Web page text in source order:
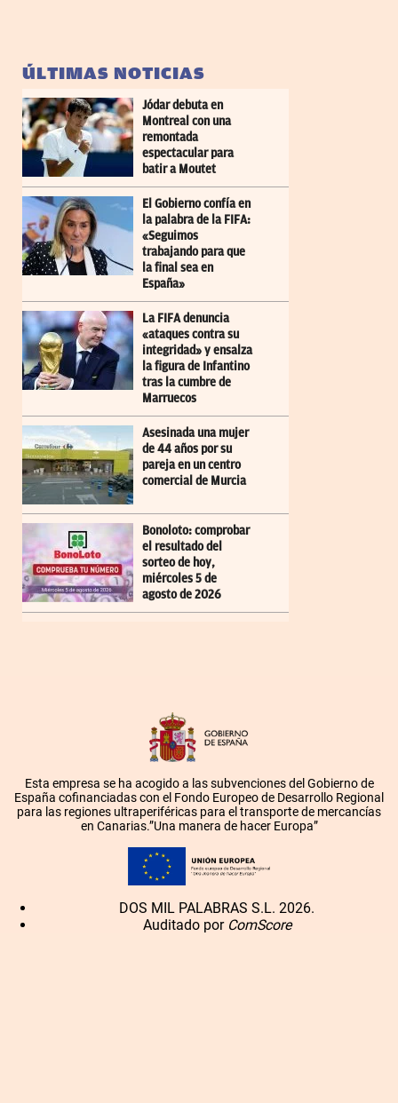
ÚLTIMAS NOTICIAS
Jódar debuta en
Montreal con una
remontada
espectacular para
batir a Moutet
El Gobierno confía en
la palabra de la FIFA:
«Seguimos
trabajando para que
la final sea en
España»
La FIFA denuncia
«ataques contra su
integridad» y ensalza
la figura de Infantino
tras la cumbre de
Marruecos
Asesinada una mujer
de 44 años por su
pareja en un centro
comercial de Murcia
Bonoloto: comprobar
el resultado del
sorteo de hoy,
miércoles 5 de
agosto de 2026
Esta empresa se ha acogido a las subvenciones del Gobierno de
España cofinanciadas con el Fondo Europeo de Desarrollo Regional
para las regiones ultraperiféricas para el transporte de mercancías
en Canarias.”Una manera de hacer Europa”
DOS MIL PALABRAS S.L. 2026.
Auditado por ComScore